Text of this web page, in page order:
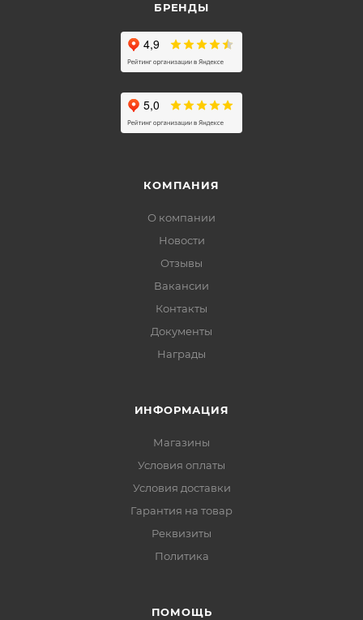
БРЕНДЫ
КОМПАНИЯ
О компании
Новости
Отзывы
Вакансии
Контакты
Документы
Награды
ИНФОРМАЦИЯ
Магазины
Условия оплаты
Условия доставки
Гарантия на товар
Реквизиты
Политика
ПОМОЩЬ